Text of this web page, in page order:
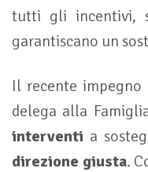
tutti gli incentivi,
garantiscano un
Il recente
delega alla
interventi a
direzione giusta.